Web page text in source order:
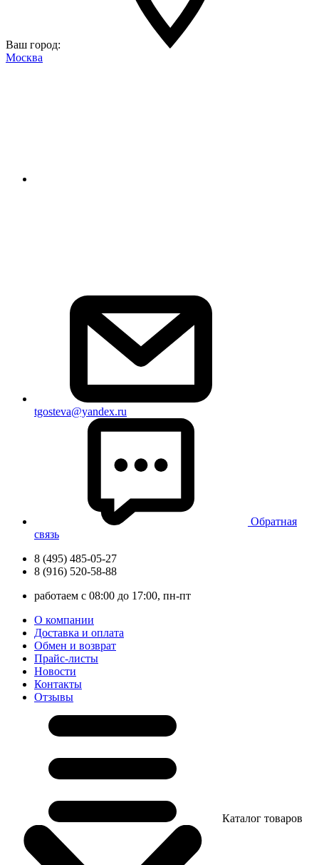
Ваш город:
Москва
tgosteva@yandex.ru
Обратная
связь
8 (495) 485-05-27
8 (916) 520-58-88
работаем с 08:00 до 17:00, пн-пт
О компании
Доставка и оплата
Обмен и возврат
Прайс-листы
Новости
Контакты
Отзывы
Каталог товаров